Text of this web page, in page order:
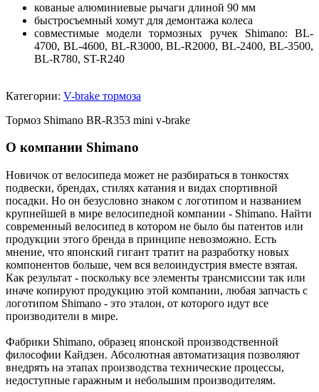
кованые алюминиевые рычаги длиной 90 мм
быстросъемный хомут для демонтажа колеса
совместимые модели тормозных ручек Shimano: BL-
4700, BL-4600, BL-R3000, BL-R2000, BL-2400, BL-3500,
BL-R780, ST-R240
Категории: V-brake тормоза
Тормоз Shimano BR-R353 mini v-brake
О компании Shimano
Новичок от велосипеда может не разбираться в тонкостях
подвески, брендах, стилях катания и видах спортивной
посадки. Но он безусловно знаком с логотипом и названием
крупнейшей в мире велосипедной компании - Shimano. Найти
современный велосипед в котором не было бы патентов или
продукции этого бренда в принципе невозможно. Есть
мнение, что японский гигант тратит на разработку новых
компонентов больше, чем вся велоиндустрия вместе взятая.
Как результат - поскольку все элементы трансмиссии так или
иначе копируют продукцию этой компании, любая запчасть с
логотипом Shimano - это эталон, от которого идут все
производители в мире.
Фабрики Shimano, образец японской производственной
философии Кайдзен. Абсолютная автоматизация позволяют
внедрять на этапах производства технические процессы,
недоступные гаражным и небольшим производителям.